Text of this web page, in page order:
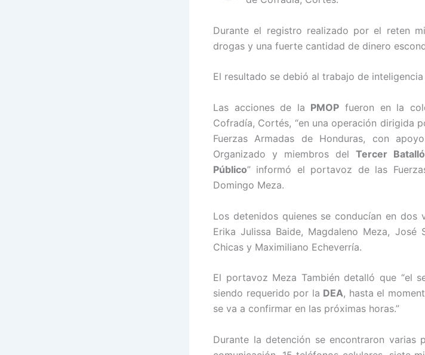
Durante el registro realizado por el reten
drogas y una fuerte cantidad de dinero
El resultado se debió al trabajo de
Las acciones de la PMOP fueron en la
Cofradía, Cortés, “en una operación dirigida
Fuerzas Armadas de Honduras, con
Organizado y miembros del Tercer
Público” informó el portavoz de las
Domingo Meza.
Los detenidos quienes se conducían en dos
Erika Julissa Baide, Magdaleno Meza, José
Chicas y Maximiliano Echeverría.
El portavoz Meza También detalló que “el
siendo requerido por la DEA, hasta el
se va a confirmar en las próximas horas.”
Durante la detención se encontraron varias